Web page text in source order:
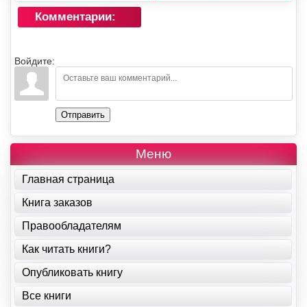
Комментарии:
Войдите:
Отправить
Меню
Главная страница
Книга заказов
Правообладателям
Как читать книги?
Опубликовать книгу
Все книги